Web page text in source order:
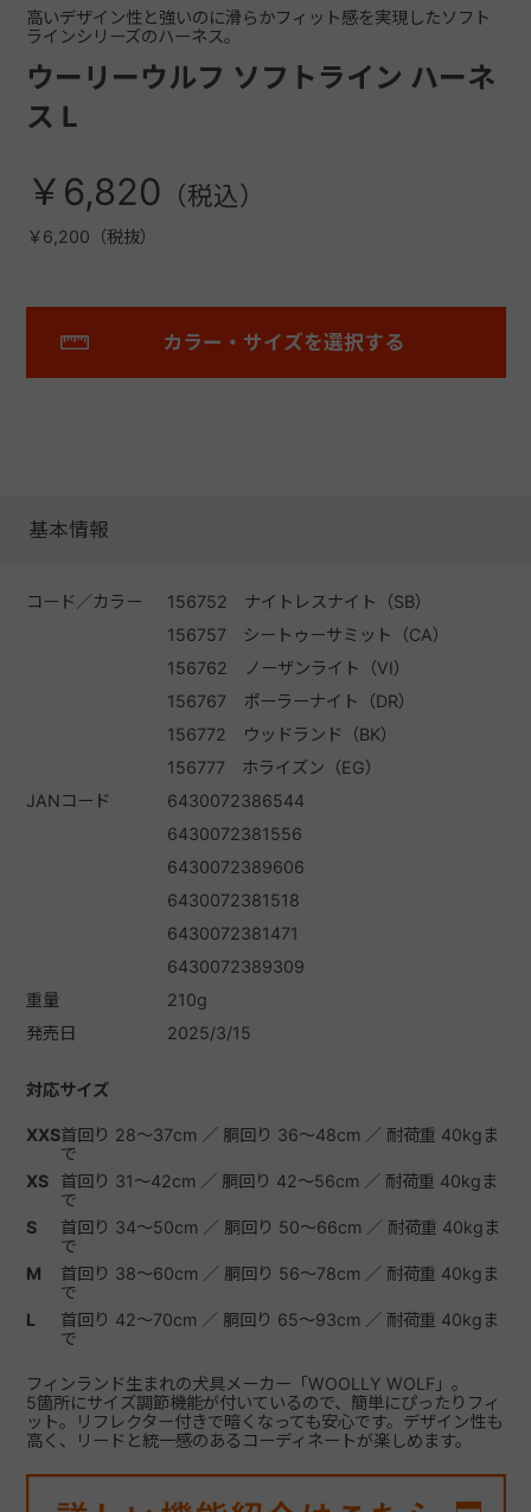
ウーリーウルフ ソフトライン ハーネ
ス L
高いデザイン性と強いのに滑らかフィット感を実現したソフト
ラインシリーズのハーネス。
￥6,820
￥6,200（税抜）
カラー・サイズを選択する
基本情報
コード／カラー
156752 ナイトレスナイト（SB）
156757 シートゥーサミット（CA）
156762 ノーザンライト（VI）
156767 ポーラーナイト（DR）
156772 ウッドランド（BK）
156777 ホライズン（EG）
JANコード
6430072386544
6430072381556
6430072389606
6430072381518
6430072381471
6430072389309
重量
210g
発売日
2025/3/15
対応サイズ
XXS首回り 28～37cm ／ 胴回り 36～48cm ／ 耐荷重 40kgま
で
XS
首回り 31～42cm ／ 胴回り 42～56cm ／ 耐荷重 40kgま
で
S
首回り 34～50cm ／ 胴回り 50～66cm ／ 耐荷重 40kgま
で
M
首回り 38～60cm ／ 胴回り 56～78cm ／ 耐荷重 40kgま
で
L
首回り 42～70cm ／ 胴回り 65～93cm ／ 耐荷重 40kgま
で
フィンランド生まれの犬具メーカー「WOOLLY WOLF」。
5箇所にサイズ調節機能が付いているので、簡単にぴったりフィ
ット。リフレクター付きで暗くなっても安心です。デザイン性も
高く、リードと統一感のあるコーディネートが楽しめます。